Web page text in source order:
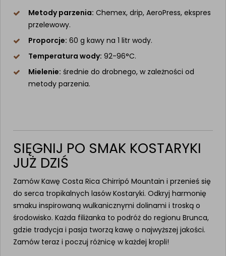
Metody parzenia: Chemex, drip, AeroPress, ekspres
przelewowy.
Proporcje: 60 g kawy na 1 litr wody.
Temperatura wody: 92-96°C.
Mielenie: średnie do drobnego, w zależności od
metody parzenia.
SIĘGNIJ PO SMAK KOSTARYKI
JUŻ DZIŚ
Zamów Kawę Costa Rica Chirripó Mountain i przenieś się
do serca tropikalnych lasów Kostaryki. Odkryj harmonię
smaku inspirowaną wulkanicznymi dolinami i troską o
środowisko. Każda filiżanka to podróż do regionu Brunca,
gdzie tradycja i pasja tworzą kawę o najwyższej jakości.
Zamów teraz i poczuj różnicę w każdej kropli!